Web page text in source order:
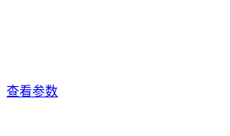
查看参数